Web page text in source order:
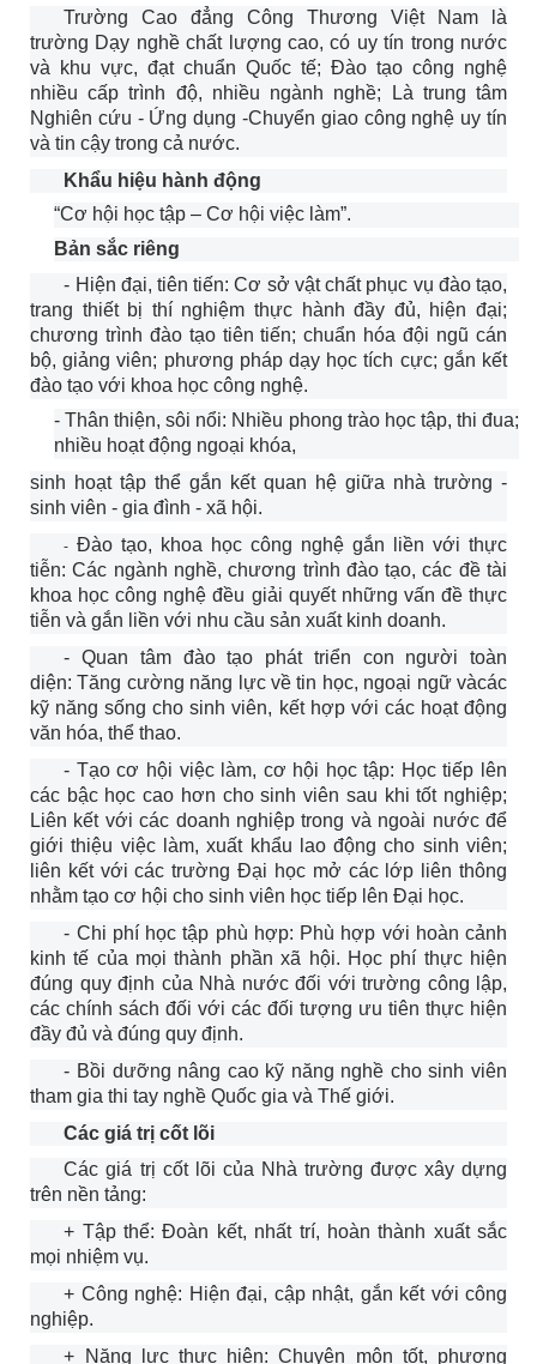
Trường Cao đẳng Công Thương Việt Nam là
trường Dạy nghề chất lượng cao, có uy tín trong nước
và khu vực, đạt chuẩn Quốc tế; Đào tạo công nghệ
nhiều cấp trình độ, nhiều ngành nghề; Là trung tâm
Nghiên cứu - Ứng dụng -Chuyển giao công nghệ uy tín
và tin cậy trong cả nước.
Khẩu hiệu hành động
“Cơ hội học tập – Cơ hội việc làm”.
Bản sắc riêng
- Hiện đại, tiên tiến: Cơ sở vật chất phục vụ đào tạo,
trang thiết bị thí nghiệm thực hành đầy đủ, hiện đại;
chương trình đào tạo tiên tiến; chuẩn hóa đội ngũ cán
bộ, giảng viên; phương pháp dạy học tích cực; gắn kết
đào tạo với khoa học công nghệ.
- Thân thiện, sôi nổi: Nhiều phong trào học tập, thi đua;
nhiều hoạt động ngoại khóa,
sinh hoạt tập thể gắn kết quan hệ giữa nhà trường -
sinh viên - gia đình - xã hội.
- Đào tạo, khoa học công nghệ gắn liền với thực
tiễn: Các ngành nghề, chương trình đào tạo, các đề tài
khoa học công nghệ đều giải quyết những vấn đề thực
tiễn và gắn liền với nhu cầu sản xuất kinh doanh.
- Quan tâm đào tạo phát triển con người toàn
diện: Tăng cường năng lực về tin học, ngoại ngữ vàcác
kỹ năng sống cho sinh viên, kết hợp với các hoạt động
văn hóa, thể thao.
- Tạo cơ hội việc làm, cơ hội học tập: Học tiếp lên
các bậc học cao hơn cho sinh viên sau khi tốt nghiệp;
Liên kết với các doanh nghiệp trong và ngoài nước để
giới thiệu việc làm, xuất khẩu lao động cho sinh viên;
liên kết với các trường Đại học mở các lớp liên thông
nhằm tạo cơ hội cho sinh viên học tiếp lên Đại học.
- Chi phí học tập phù hợp: Phù hợp với hoàn cảnh
kinh tế của mọi thành phần xã hội. Học phí thực hiện
đúng quy định của Nhà nước đối với trường công lập,
các chính sách đối với các đối tượng ưu tiên thực hiện
đầy đủ và đúng quy định.
- Bồi dưỡng nâng cao kỹ năng nghề cho sinh viên
tham gia thi tay nghề Quốc gia và Thế giới.
Các giá trị cốt lõi
Các giá trị cốt lõi của Nhà trường được xây dựng
trên nền tảng:
+ Tập thể: Đoàn kết, nhất trí, hoàn thành xuất sắc
mọi nhiệm vụ.
+ Công nghệ: Hiện đại, cập nhật, gắn kết với công
nghiệp.
+ Năng lực thực hiện: Chuyên môn tốt, phương